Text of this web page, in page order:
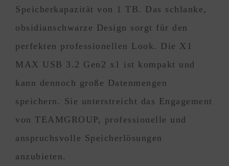
Speicherkapazität von 1 TB. Das schlanke,
obsidianschwarze Design sorgt für den
perfekten professionellen Look. Die X1
MAX USB 3.2 Gen2 x1 ist kompakt und
kann dennoch große Datenmengen
speichern. Sie unterstreicht das Engagement
von TEAMGROUP, professionelle und
anspruchsvolle Speicherlösungen
anzubieten.